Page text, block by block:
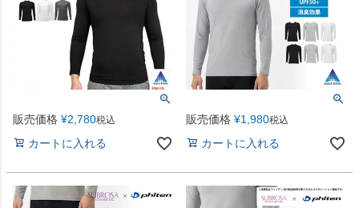
販売価格 ¥2,780税込
カートに入れる
販売価格 ¥1,980税込
カートに入れる